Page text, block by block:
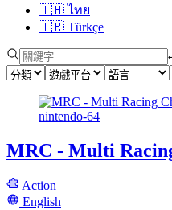
🇹🇭 ไทย
🇹🇷 Türkçe
nintendo-64
MRC - Multi
Action
English